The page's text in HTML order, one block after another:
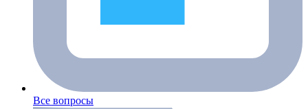
Все вопросы